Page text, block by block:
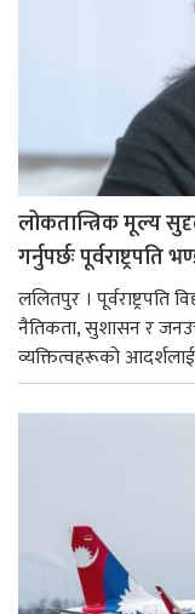
लोकतान्त्रिक मूल्य
गर्नुपर्छः पूर्वराष्ट्रपति
ललितपुर । पूर्वराष्ट्रपति
नैतिकता, सुशासन र
व्यक्तित्वहरूको